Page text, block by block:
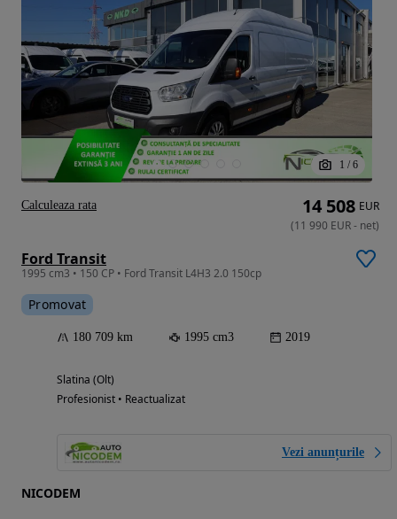
1 / 6
Ford Transit
1995 cm3 • 150 CP • Ford Transit L4H3 2.0 150cp
Promovat
180 709 km 1995 cm3 2019
Slatina (Olt)
Profesionist • Reactualizat
Vezi anunțurile
NICODEM
14 508 EUR
(11 990 EUR- net)
Calculeaza rata